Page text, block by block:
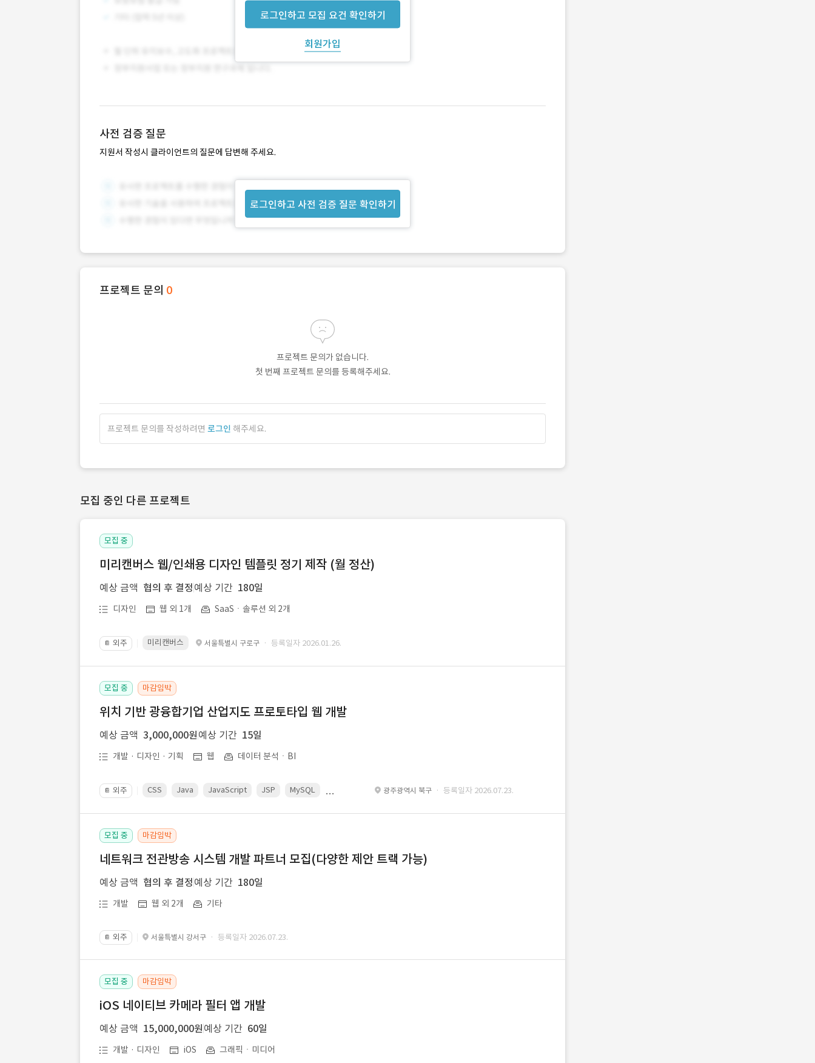
로그인하고 모집 요건 확인하기
회원가입
사전 검증 질문
지원서 작성시 클라이언트의 질문에 답변해 주세요.
로그인하고 사전 검증 질문 확인하기
프로젝트 문의 0
프로젝트 문의가 없습니다.
첫 번째 프로젝트 문의를 등록해주세요.
프로젝트 문의를 작성하려면 로그인 해주세요.
모집 중인 다른 프로젝트
모집 중
미리캔버스 웹/인쇄용 디자인 템플릿 정기 제작 (월 정산)
예상 금액 협의 후 결정 예상 기간 180일
디자인 웹 외 1개 SaaSㆍ솔루션 외 2개
📔 외주 미리캔버스 서울특별시 구로구 · 등록일자 2026.01.26.
모집 중 마감임박
위치 기반 광융합기업 산업지도 프로토타입 웹 개발
예상 금액 3,000,000원 예상 기간 15일
개발 · 디자인 · 기획 웹 데이터 분석ㆍBI
📔 외주 CSS Java JavaScript JSP MySQL Spring광주광역시 북구 · 등록일자 2026.07.23.
모집 중 마감임박
네트워크 전관방송 시스템 개발 파트너 모집(다양한 제안 트랙 가능)
예상 금액 협의 후 결정 예상 기간 180일
개발 웹 외 2개 기타
📔 외주 서울특별시 강서구 · 등록일자 2026.07.23.
모집 중 마감임박
iOS 네이티브 카메라 필터 앱 개발
예상 금액 15,000,000원 예상 기간 60일
개발 · 디자인 iOS 그래픽ㆍ미디어